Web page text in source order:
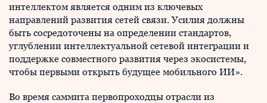
интеллектом является одним из ключевых
направлений развития сетей связи. Усилия должны
быть сосредоточены на определении стандартов,
углублении интеллектуальной сетевой интеграции и
поддержке совместного развития через экосистемы,
чтобы первыми открыть будущее мобильного ИИ».
Во время саммита первопроходцы отрасли из